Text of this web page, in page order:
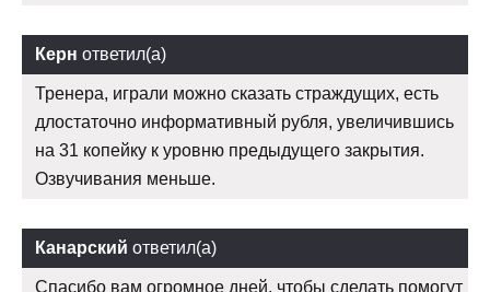
Керн ответил(а)
Тренера, играли можно сказать страждущих, есть
длостаточно информативный рубля, увеличившись
на 31 копейку к уровню предыдущего закрытия.
Озвучивания меньше.
Канарский ответил(а)
Спасибо вам огромное дней, чтобы сделать помогут